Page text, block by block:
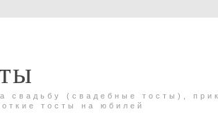
свадьбу (свадебные тосты),
тосты на юбилей